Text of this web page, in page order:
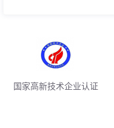
国家高新技术企业认证